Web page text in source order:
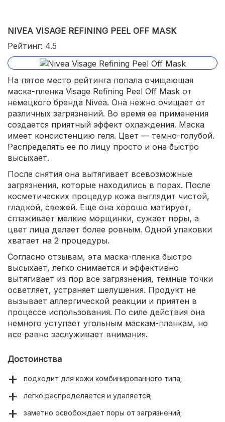
NIVEA VISAGE REFINING PEEL OFF MASK
Рейтинг: 4.5
На пятое место рейтинга попала очищающая
маска-пленка Visage Refining Peel Off Mask от
немецкого бренда Nivea. Она нежно очищает от
различных загрязнений. Во время ее применения
создается приятный эффект охлаждения. Маска
имеет консистенцию геля. Цвет — темно-голубой.
Распределять ее по лицу просто и она быстро
высыхает.
После снятия она вытягивает всевозможные
загрязнения, которые находились в порах. После
косметических процедур кожа выглядит чистой,
гладкой, свежей. Еще она хорошо матирует,
сглаживает мелкие морщинки, сужает поры, а
цвет лица делает более ровным. Одной упаковки
хватает на 2 процедуры.
Согласно отзывам, эта маска-пленка быстро
высыхает, легко снимается и эффективно
вытягивает из пор все загрязнения, темные точки
осветляет, устраняет шелушения. Продукт не
вызывает аллергической реакции и приятен в
процессе использования. По силе действия она
немного уступает угольным маскам-пленкам, но
все равно заслуживает внимания.
Достоинства
подходит для кожи комбинированного типа;
легко распределяется и удаляется;
заметно освобождает поры от загрязнений;